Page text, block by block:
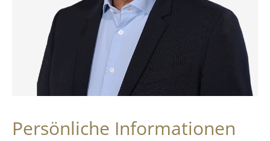
Persönliche Informationen